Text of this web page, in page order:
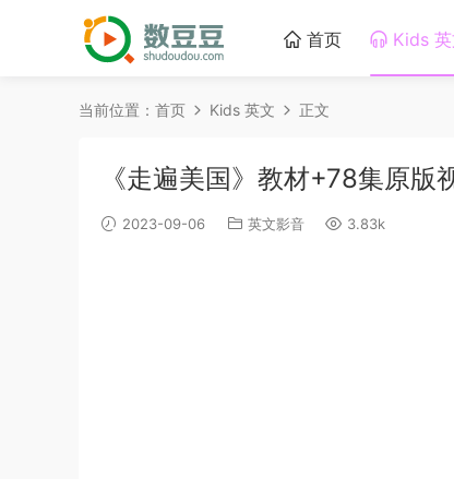
首页 Kids
当前位置： 首页 Kids 英文 正文
《走遍美国》教材+78集原版
2023-09-06 英文影音 3.83k